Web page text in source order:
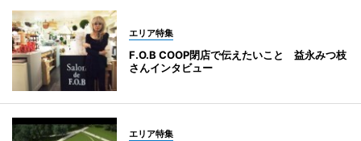
エリア特集
F.O.B COOP閉店で伝えたいこと 益永みつ枝
さんインタビュー
エリア特集